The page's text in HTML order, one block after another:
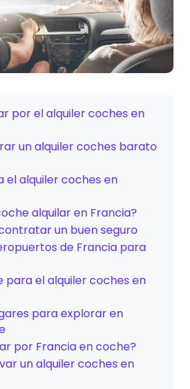
por el alquiler coches en
un alquiler coches barato
el alquiler coches en
alquilar en Francia?
un buen seguro
de Francia para
para el alquiler coches en
para explorar en
por Francia en coche?
un alquiler coches en